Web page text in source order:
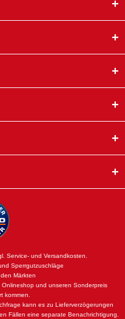
Service- und Versandkosten.
Sperrgutzuschläge
Märkten
und unseren Sonderpreis
kommen.
kann es zu Lieferverzögerungen
Fällen eine separate Benachrichtigung.